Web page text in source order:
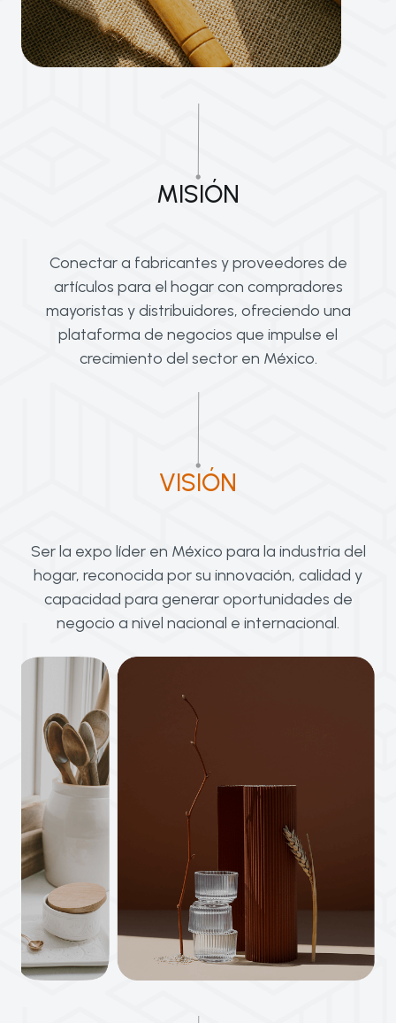
MISIÓN
Conectar a fabricantes y proveedores de
artículos para el hogar con compradores
mayoristas y distribuidores, ofreciendo una
plataforma de negocios que impulse el
crecimiento del sector en México.
VISIÓN
Ser la expo líder en México para la industria del
hogar, reconocida por su innovación, calidad y
capacidad para generar oportunidades de
negocio a nivel nacional e internacional.